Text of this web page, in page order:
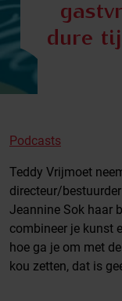
dure
Podcasts
Teddy Vrijmoet
directeur/
Jeannine Sok haar
combineer je kunst
hoe ga je om met
kou zetten, dat is